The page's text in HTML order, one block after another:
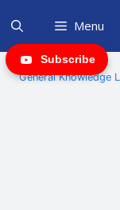
Menu
General Knowledge
Subscribe